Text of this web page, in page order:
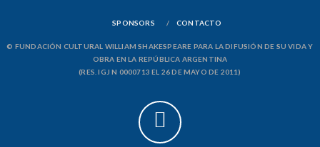
SPONSORS CONTACTO
© FUNDACIÓN CULTURAL WILLIAM SHAKESPEARE PARA LA DIFUSIÓN DE SU VIDA Y
OBRA EN LA REPÚBLICA ARGENTINA
(RES. IGJ N 0000713 EL 26 DE MAYO DE 2011)